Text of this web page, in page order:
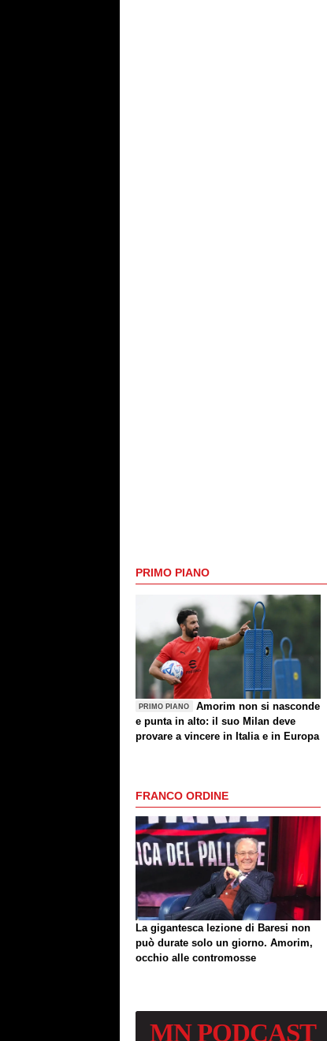
PRIMO PIANO
PRIMO PIANO
Amorim non si nasconde
e punta in alto: il suo Milan deve
provare a vincere in Italia e in Europa
FRANCO ORDINE
La gigantesca lezione di Baresi non
può durate solo un giorno. Amorim,
occhio alle contromosse
MNPODCAST